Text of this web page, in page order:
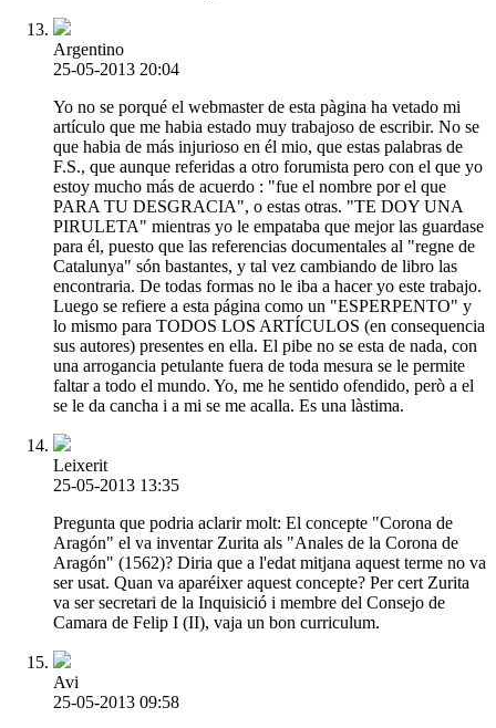
Argentino
25-05-2013 20:04
Yo no se porqué el webmaster de esta pàgina ha vetado mi
artículo que me habia estado muy trabajoso de escribir. No se
que habia de más injurioso en él mio, que estas palabras de
F.S., que aunque referidas a otro forumista pero con el que yo
estoy mucho más de acuerdo : "fue el nombre por el que
PARA TU DESGRACIA", o estas otras. "TE DOY UNA
PIRULETA" mientras yo le empataba que mejor las guardase
para él, puesto que las referencias documentales al "regne de
Catalunya" són bastantes, y tal vez cambiando de libro las
encontraria. De todas formas no le iba a hacer yo este trabajo.
Luego se refiere a esta página como un "ESPERPENTO" y
lo mismo para TODOS LOS ARTÍCULOS (en consequencia
sus autores) presentes en ella. El pibe no se esta de nada, con
una arrogancia petulante fuera de toda mesura se le permite
faltar a todo el mundo. Yo, me he sentido ofendido, però a el
se le da cancha i a mi se me acalla. Es una làstima.
Leixerit
25-05-2013 13:35
Pregunta que podria aclarir molt: El concepte "Corona de
Aragón" el va inventar Zurita als "Anales de la Corona de
Aragón" (1562)? Diria que a l'edat mitjana aquest terme no va
ser usat. Quan va aparéixer aquest concepte? Per cert Zurita
va ser secretari de la Inquisició i membre del Consejo de
Camara de Felip I (II), vaja un bon curriculum.
Avi
25-05-2013 09:58